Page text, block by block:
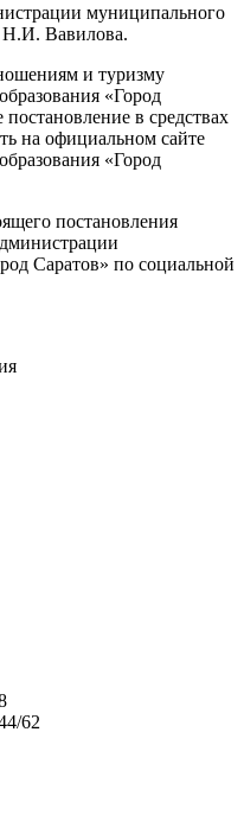
муниципального
Н.И. Вавилова.
и туризму
«Город
в средствах
на официальном сайте
«Город
постановления
Саратов» по социальной
62